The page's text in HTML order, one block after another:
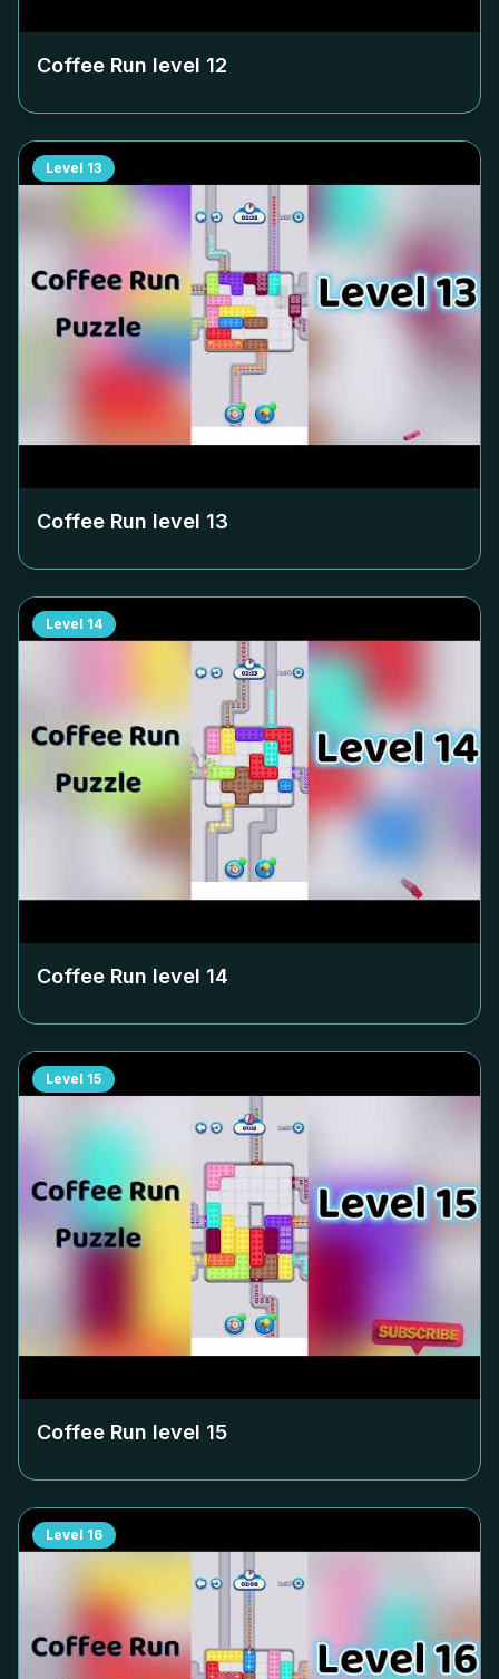
Coffee Run level 12
Level 13
Coffee Run level 13
Level 14
Coffee Run level 14
Level 15
Coffee Run level 15
Level 16